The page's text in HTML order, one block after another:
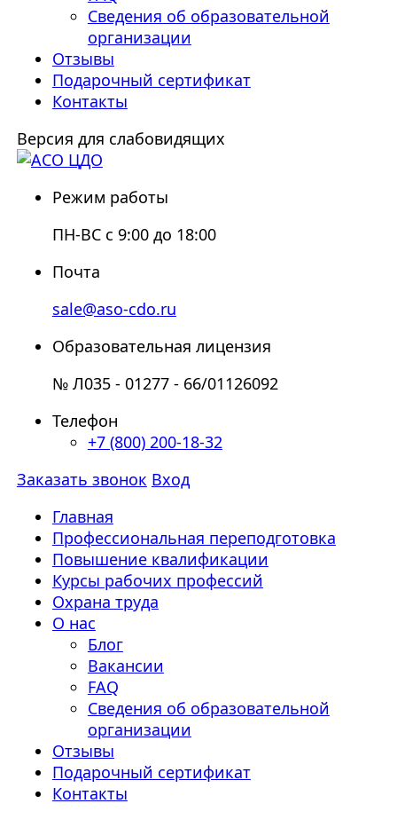
Сведения об образовательной
организации
Отзывы
Подарочный сертификат
Контакты
Версия для слабовидящих
Режим работы
ПН-ВС с 9:00 до 18:00
Почта
sale@aso-cdo.ru
Образовательная лицензия
№ Л035 - 01277 - 66/01126092
Телефон
+7 (800) 200-18-32
Заказать звонок Вход
Главная
Профессиональная переподготовка
Повышение квалификации
Курсы рабочих профессий
Охрана труда
О нас
Блог
Вакансии
FAQ
Сведения об образовательной
организации
Отзывы
Подарочный сертификат
Контакты